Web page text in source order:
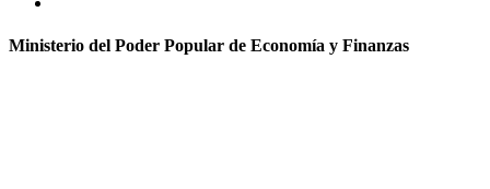
Ministerio del Poder Popular de Economía y Finanzas